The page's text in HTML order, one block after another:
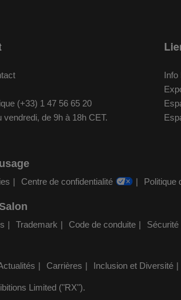
(+33) 1 47 56 65 20
vendredi, de 9h à 18h CET.
Info
Centre de confidentialité Politique
Trademark Code de conduite
Carrières Inclusion et Diversité
Limited ("RX").